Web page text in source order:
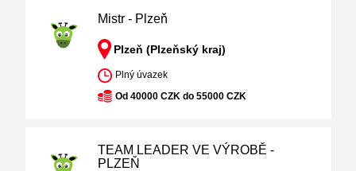
Mistr - Plzeň
Plzeň (Plzeňský kraj)
Plný úvazek
Od 40000 CZK do 55000 CZK
TEAM LEADER VE VÝROBĚ -
PLZEŇ